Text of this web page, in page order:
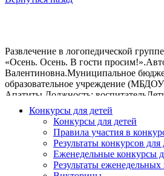
Развлечение в логопедической
«Осень. Осень. В гости
Валентиновна.Муниципальное
образовательное учреждение
Апатиты.Должность:
на стулья.Ведущая: Листик клёна на
упадёт.Это осень золотаяПо дорожке
дождливая,и немножко грустная.Но
ты вкусная!Надевай скорее лучшие
гости:Вместе. Будем встрече
меня? А вот и я!Привет осенний
Сентября,Октября и Ноября.Стихи
Конкурсы для детей
Конкурсы для детей
Правила участия в
Результаты конкурсов
Еженедельные конкурсы
Результаты еженедельных